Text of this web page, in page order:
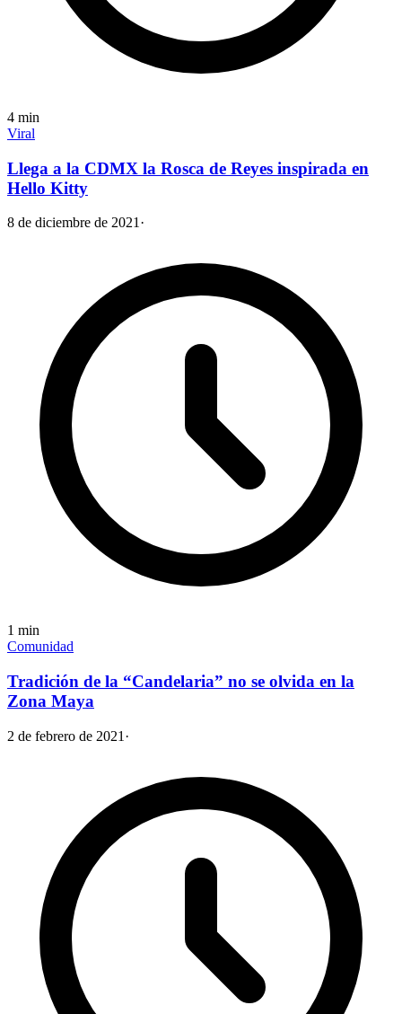
4 min
Viral
Llega a la CDMX la Rosca de Reyes inspirada en
Hello Kitty
8 de diciembre de 2021 ·
1 min
Comunidad
Tradición de la “Candelaria” no se olvida en la
Zona Maya
2 de febrero de 2021 ·